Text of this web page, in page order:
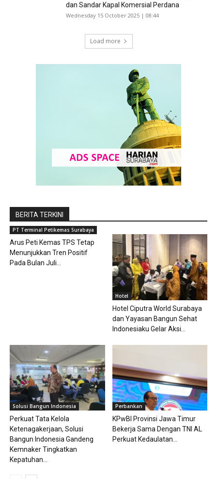
dan Sandar Kapal Komersial Perdana
Wednesday 15 October 2025 | 08:44
Load more
BERITA TERKINI
PT Terminal Petikemas Surabaya
Arus Peti Kemas TPS Tetap
Menunjukkan Tren Positif
Pada Bulan Juli...
Hotel
Hotel Ciputra World Surabaya
dan Yayasan Bangun Sehat
Indonesiaku Gelar Aksi...
Solusi Bangun Indonesia
Perkuat Tata Kelola
Ketenagakerjaan, Solusi
Bangun Indonesia Gandeng
Kemnaker Tingkatkan
Kepatuhan...
Perbankan
KPwBI Provinsi Jawa Timur
Bekerja Sama Dengan TNI AL
Perkuat Kedaulatan...